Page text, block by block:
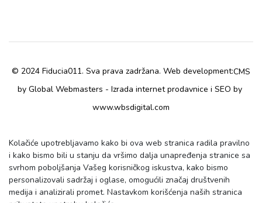
© 2024 Fiducia011. Sva prava zadržana. Web development:CMS
by Global Webmasters - Izrada internet prodavnice i SEO by
www.wbsdigital.com
Kolačiće upotrebljavamo kako bi ova web stranica radila pravilno
i kako bismo bili u stanju da vršimo dalja unapređenja stranice sa
svrhom poboljšanja Vašeg korisničkog iskustva, kako bismo
personalizovali sadržaj i oglase, omogućili značaj društvenih
medija i analizirali promet. Nastavkom korišćenja naših stranica